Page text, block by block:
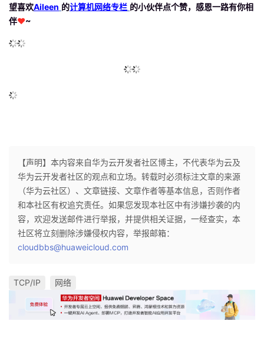
望喜欢Aileen 的计算机网络专栏 的小伙伴点个赞，感恩一路有你相
伴❤~
【声明】本内容来自华为云开发者社区博主，不代表华为云及
华为云开发者社区的观点和立场。转载时必须标注文章的来源
（华为云社区）、文章链接、文章作者等基本信息，否则作者
和本社区有权追究责任。如果您发现本社区中有涉嫌抄袭的内
容，欢迎发送邮件进行举报，并提供相关证据，一经查实，本
社区将立刻删除涉嫌侵权内容，举报邮箱：
cloudbbs@huaweicloud.com
TCP/IP 网络